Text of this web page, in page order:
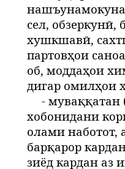
сел,
хушкшавӣ,
партовҳои
об, моддаҳои
дигар омилҳои
- муваққатан
хобонидани
олами наботот,
барқарор
зиёд кардан аз